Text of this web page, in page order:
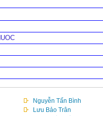
Nguyễn Tấn Bình
Lưu Bảo Trân